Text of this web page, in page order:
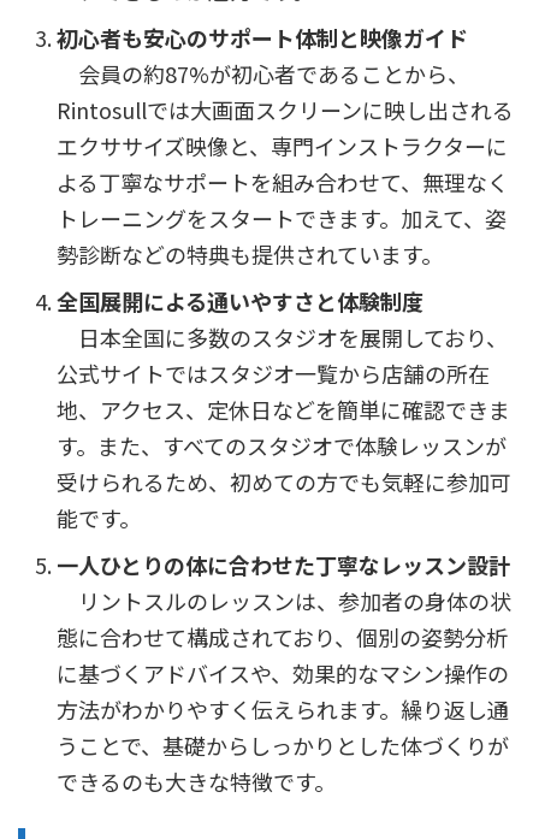
初心者も安心のサポート体制と映像ガイド
会員の約87%が初心者であることから、
Rintosullでは大画面スクリーンに映し出される
エクササイズ映像と、専門インストラクターに
よる丁寧なサポートを組み合わせて、無理なく
トレーニングをスタートできます。加えて、姿
勢診断などの特典も提供されています。
全国展開による通いやすさと体験制度
日本全国に多数のスタジオを展開しており、
公式サイトではスタジオ一覧から店舗の所在
地、アクセス、定休日などを簡単に確認できま
す。また、すべてのスタジオで体験レッスンが
受けられるため、初めての方でも気軽に参加可
能です。
一人ひとりの体に合わせた丁寧なレッスン設計
リントスルのレッスンは、参加者の身体の状
態に合わせて構成されており、個別の姿勢分析
に基づくアドバイスや、効果的なマシン操作の
方法がわかりやすく伝えられます。繰り返し通
うことで、基礎からしっかりとした体づくりが
できるのも大きな特徴です。